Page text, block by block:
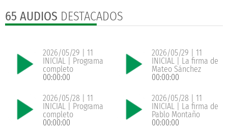
65 AUDIOS DESTACADOS
2026/05/29 | 11
INICIAL | Programa
completo
00:00:00
2026/05/29 | 11
INICIAL | La firma de
Mateo Sánchez
00:00:00
2026/05/28 | 11
INICIAL | Programa
completo
00:00:00
2026/05/28 | 11
INICIAL | La firma de
Pablo Montaño
00:00:00